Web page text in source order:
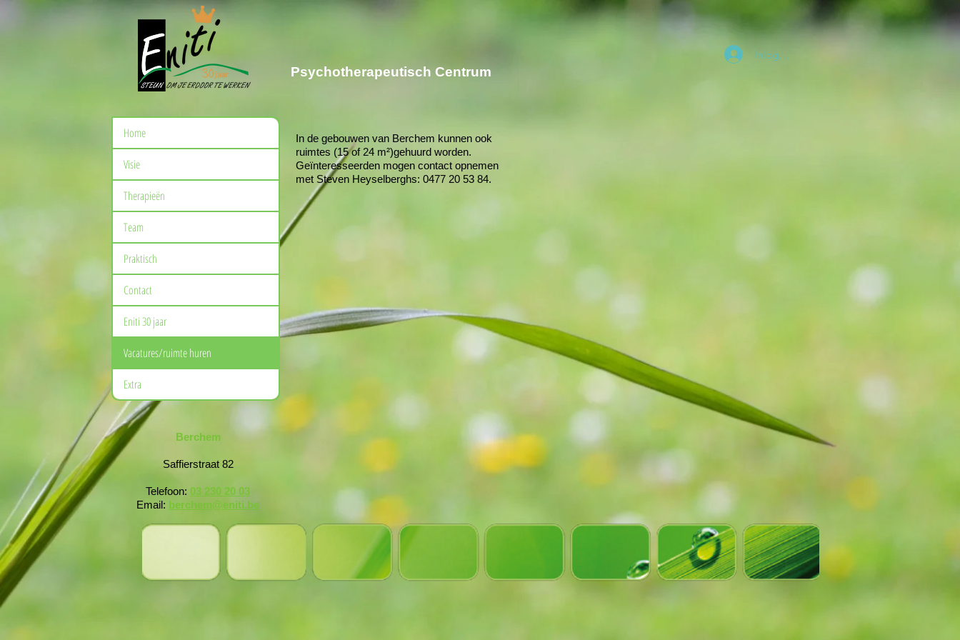
Psychotherapeutisch Centrum
Inloggen
In de gebouwen van Berchem kunnen ook
ruimtes (15 of 24 m²)gehuurd worden.
Geïnteresseerden mogen contact opnemen
met Steven Heyselberghs: 0477 20 53 84.
Home
Visie
Therapieën
Team
Praktisch
Contact
Eniti 30 jaar
Vacatures/ruimte huren
Extra
Berchem
Saffierstraat 82
Telefoon: 03 230 20 03
Email: berchem@eniti.be